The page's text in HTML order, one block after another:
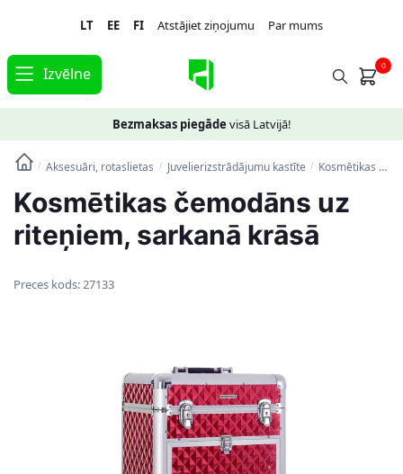
navigation
content
LT EE FI Atstājiet ziņojumu Par mums
Izvēlne 0
Bezmaksas piegāde visā Latvijā!
/ Aksesuāri, rotaslietas / Juvelierizstrādājumu kastīte / Kosmētikas čemodāns uz riteņiem, sarkanā krāsā
Kosmētikas čemodāns uz
riteņiem, sarkanā krāsā
Preces kods:27133